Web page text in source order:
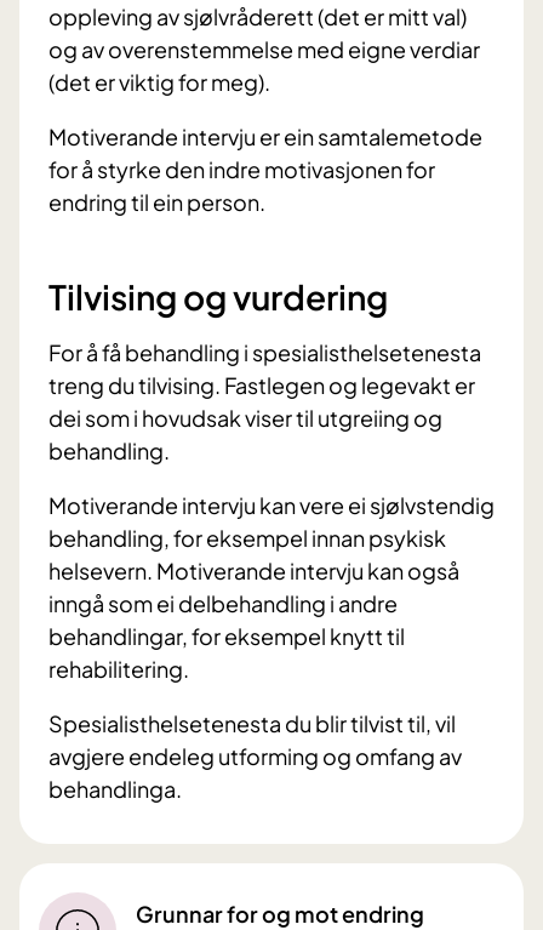
oppleving av sjølvråderett (det er mitt val)
og av overenstemmelse med eigne verdiar
(det er viktig for meg).
Motiverande intervju er ein samtalemetode
for å styrke den indre motivasjonen for
endring til ein person.
Tilvising og vurdering
For å få behandling i spesialisthelsetenesta
treng du tilvising. Fastlegen og legevakt er
dei som i hovudsak viser til utgreiing og
behandling.
Motiverande intervju kan vere ei sjølvstendig
behandling, for eksempel innan psykisk
helsevern. Motiverande intervju kan også
inngå som ei delbehandling i andre
behandlingar, for eksempel knytt til
rehabilitering.
Spesialisthelsetenesta du blir tilvist til, vil
avgjere endeleg utforming og omfang av
behandlinga.
Grunnar for og mot endring